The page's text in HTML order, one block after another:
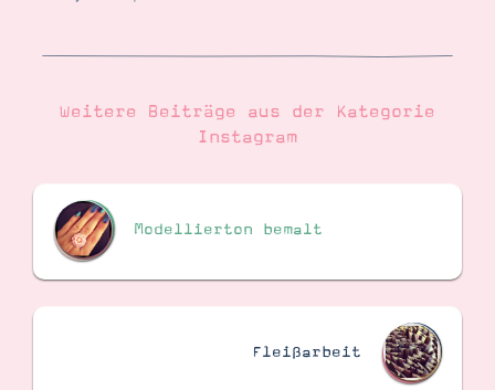
Weitere Beiträge aus der Kategorie
Instagram
Modellierton bemalt
Fleißarbeit